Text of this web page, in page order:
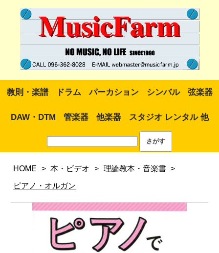
教則・楽譜 ドラム パーカション シンバル 弦楽器
DAW・DTM 管楽器 他楽器 スタジオ レンタル 他
HOME > 本・ビデオ > 理論教本・音楽書 >
ピアノ・オルガン